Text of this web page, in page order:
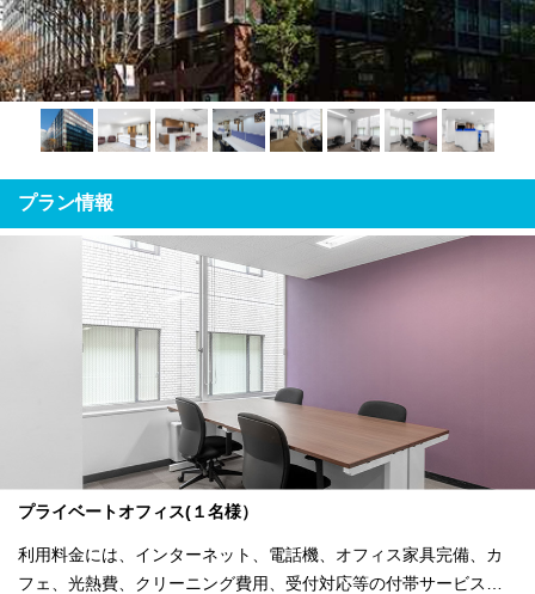
プラン情報
プライベートオフィス(１名様）
利用料金には、インターネット、電話機、オフィス家具完備、カ
フェ、光熱費、クリーニング費用、受付対応等の付帯サービスす